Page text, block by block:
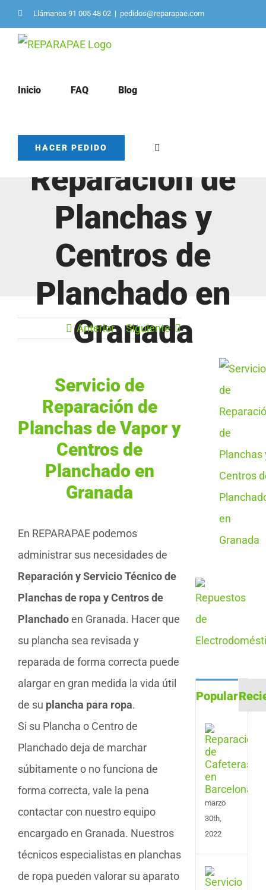
Saltar
al
Llámanos 91 005 48 02 | pedidos@reparapae.com
Inicio FAQ Blog
HACER PEDIDO
Servicio de
Reparación de
Planchas y
Centros de
Planchado en
Granada
Anterior Siguiente
Servicio de
Reparación de
Planchas de Vapor y
Centros de
Planchado en
Granada
En REPARAPAE podemos
administrar sus necesidades de
Reparación y Servicio Técnico de
Planchas de ropa y Centros de
Planchadoen Granada. Hacer que
su plancha sea revisada y
reparada de forma correcta puede
alargar en gran medida la vida útil
de su plancha para ropa.
Si su Plancha o Centro de
Planchado deja de marchar
súbitamente o no funciona de
forma correcta, vale la pena
contactar con nuestro equipo
encargado en Granada. Nuestros
técnicos especialistas en planchas
de ropa pueden valorar su aparato
Popular
de
en
marzo
30th,
2022